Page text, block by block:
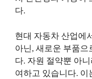
다.
현대 자동차 산업에
아닌, 새로운 부품으
다. 자원 절약뿐 아
여하고 있습니다. 이